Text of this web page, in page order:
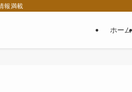
報満載
ホーム